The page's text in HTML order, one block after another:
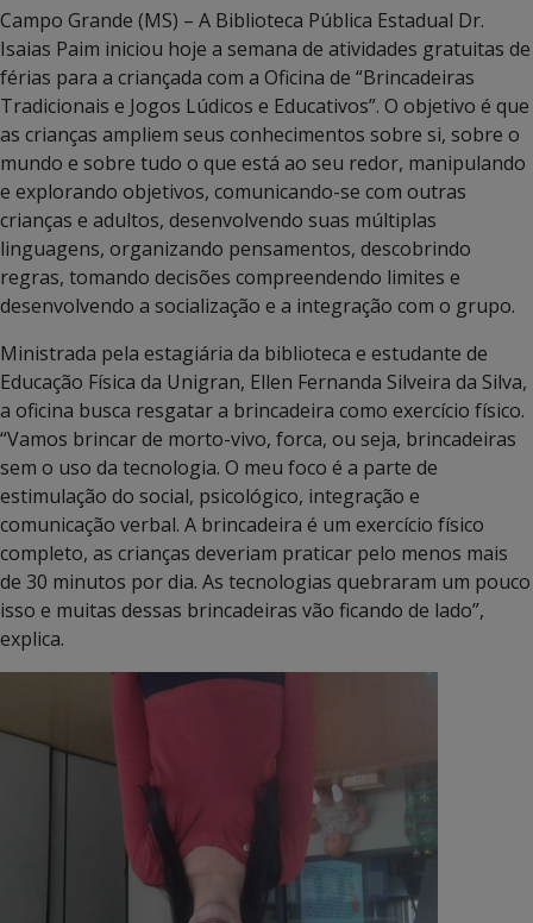
Campo Grande (MS) – A Biblioteca Pública Estadual Dr.
Isaias Paim iniciou hoje a semana de atividades gratuitas de
férias para a criançada com a Oficina de “Brincadeiras
Tradicionais e Jogos Lúdicos e Educativos”. O objetivo é que
as crianças ampliem seus conhecimentos sobre si, sobre o
mundo e sobre tudo o que está ao seu redor, manipulando
e explorando objetivos, comunicando-se com outras
crianças e adultos, desenvolvendo suas múltiplas
linguagens, organizando pensamentos, descobrindo
regras, tomando decisões compreendendo limites e
desenvolvendo a socialização e a integração com o grupo.
Ministrada pela estagiária da biblioteca e estudante de
Educação Física da Unigran, Ellen Fernanda Silveira da Silva,
a oficina busca resgatar a brincadeira como exercício físico.
“Vamos brincar de morto-vivo, forca, ou seja, brincadeiras
sem o uso da tecnologia. O meu foco é a parte de
estimulação do social, psicológico, integração e
comunicação verbal. A brincadeira é um exercício físico
completo, as crianças deveriam praticar pelo menos mais
de 30 minutos por dia. As tecnologias quebraram um pouco
isso e muitas dessas brincadeiras vão ficando de lado”,
explica.